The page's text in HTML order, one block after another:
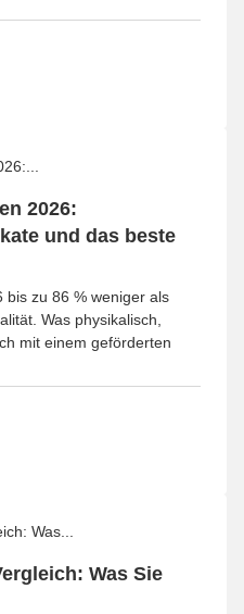
2026:
und das beste
bis zu 86 % weniger als
Was physikalisch,
mit einem geförderten
Was Sie